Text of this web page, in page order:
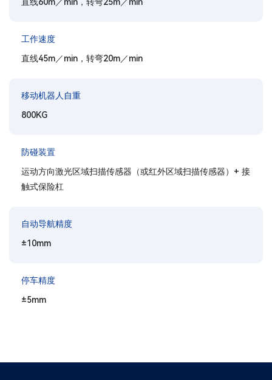
工作速度
直线45m／min，转弯20m／min
移动机器人自重
800KG
防碰装置
运动方向激光区域扫描传感器（或红外区域扫描传感器）+ 接
触式保险杠
自动导航精度
±10mm
停车精度
±5mm